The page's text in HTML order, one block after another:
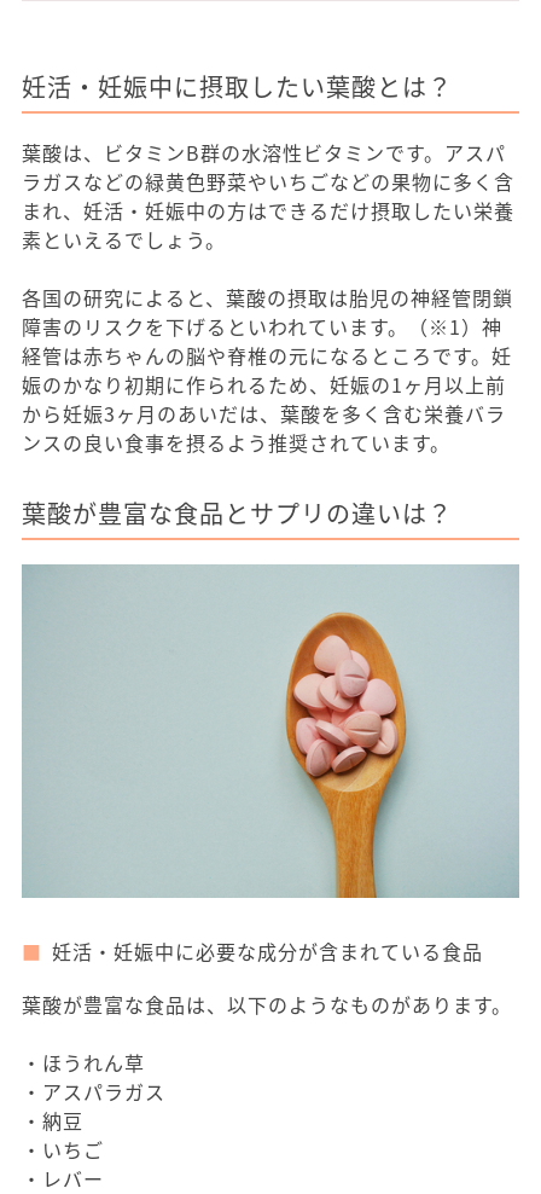
妊活・妊娠中に摂取したい葉酸とは？
葉酸は、ビタミンB群の水溶性ビタミンです。アスパ
ラガスなどの緑黄色野菜やいちごなどの果物に多く含
まれ、妊活・妊娠中の方はできるだけ摂取したい栄養
素といえるでしょう。
各国の研究によると、葉酸の摂取は胎児の神経管閉鎖
障害のリスクを下げるといわれています。（※1）神
経管は赤ちゃんの脳や脊椎の元になるところです。妊
娠のかなり初期に作られるため、妊娠の1ヶ月以上前
から妊娠3ヶ月のあいだは、葉酸を多く含む栄養バラ
ンスの良い食事を摂るよう推奨されています。
葉酸が豊富な食品とサプリの違いは？
妊活・妊娠中に必要な成分が含まれている食品
葉酸が豊富な食品は、以下のようなものがあります。
・ほうれん草
・アスパラガス
・納豆
・いちご
・レバー